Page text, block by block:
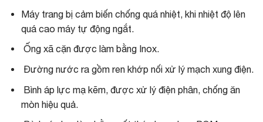
Máy trang bị cảm biến chống quá nhiệt, khi nhiệt độ lên
quá cao máy tự động ngắt.
Ống xã cặn được làm bằng Inox.
Đường nước ra gồm ren khớp nối xử lý mạch xung điện.
Bình áp lực mạ kẽm, được xử lý điện phân, chống ăn
mòn hiệu quả.